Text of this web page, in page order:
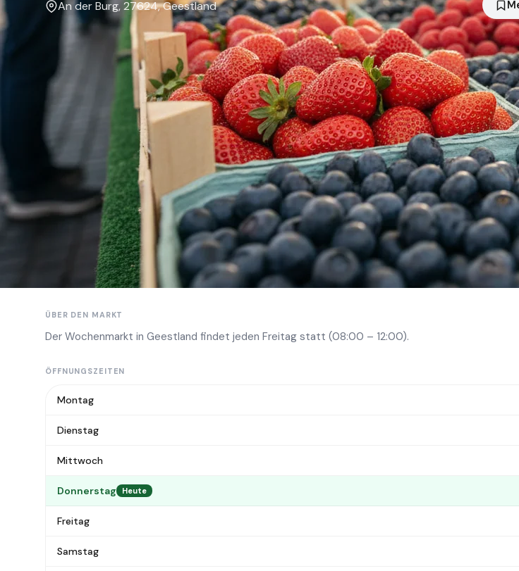
An der Burg, 27624, Geestland
Freitag
Standort
Geestland
Über den Markt Händler
ÜBER DEN MARKT
Der Wochenmarkt in Geestland findet jeden Freitag statt (08:00 – 12:00).
ÖFFNUNGSZEITEN
Montag
Dienstag
Mittwoch
Donnerstag Heute
Freitag
Samstag